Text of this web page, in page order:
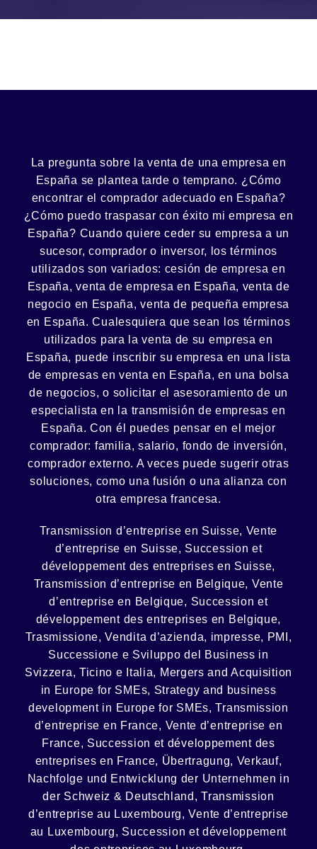
La pregunta sobre la venta de unaempresa en
España se plantea tarde o temprano. ¿Cómo
encontrar el comprador adecuado en España?
¿Cómo puedotraspasar con éxito mi empresa en
España? Cuando quiere ceder su empresa a un
sucesor, comprador o inversor, los términos
utilizados son variados: cesión de empresa en
España, venta de empresa en España, venta de
negocio en España, venta de pequeña empresa
en España. Cualesquiera que sean los términos
utilizados para la venta de su empresa en
España, puede inscribir su empresa en una lista
de empresas en venta en España, en una bolsa
de negocios, o solicitar el asesoramiento de un
especialista en la transmisión de empresas en
España. Con él puedes pensar en el mejor
comprador: familia,salario, fondo de inversión,
comprador externo. A veces puede sugerir otras
soluciones, como una fusión o unaalianza con
otra empresa francesa.
Transmission d’entreprise en Suisse, Vente
d’entreprise en Suisse, Succession et
développement des entreprises en Suisse,
Transmission d’entreprise en Belgique, Vente
d’entreprise en Belgique, Succession et
développement des entreprises en Belgique,
Trasmissione, Vendita d’azienda, impresse, PMI,
Successione e Sviluppo del Business in
Svizzera, Ticino e Italia, Mergers and Acquisition
in Europe for SMEs, Strategy and business
development in Europe for SMEs,Transmission
d’entreprise en France, Vente d’entreprise en
France, Succession et développement des
entreprises en France, Übertragung, Verkauf,
Nachfolge und Entwicklung der Unternehmen in
der Schweiz & Deutschland ,Transmission
d’entreprise au Luxembourg, Vente d’entreprise
au Luxembourg, Succession et développement